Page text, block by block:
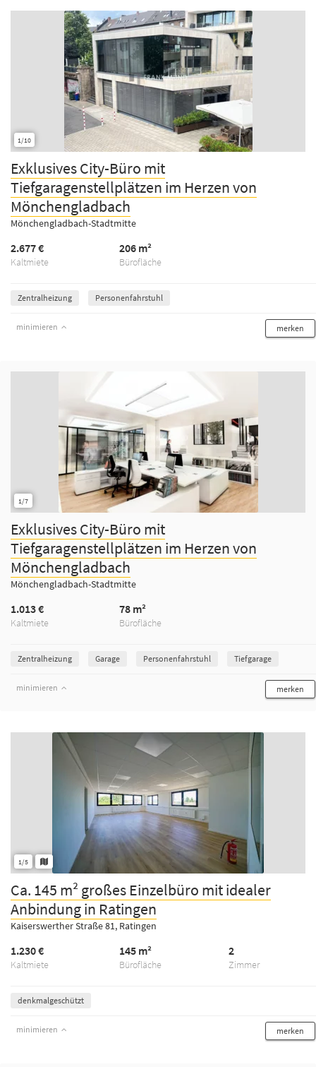
1/10
Exklusives City-Büro mit
Tiefgaragenstellplätzen im Herzen von
Mönchengladbach
Mönchengladbach-Stadtmitte
Kaltmiete
2.677 €
Bürofläche
206 m²
Zentralheizung Personenfahrstuhl
minimieren merken
1/7
Exklusives City-Büro mit
Tiefgaragenstellplätzen im Herzen von
Mönchengladbach
Mönchengladbach-Stadtmitte
Kaltmiete
1.013 €
Bürofläche
78 m²
Zentralheizung Garage Personenfahrstuhl Tiefgarage
minimieren merken
1/5
Ca. 145 m² großes Einzelbüro mit idealer
Anbindung in Ratingen
Kaiserswerther Straße 81, Ratingen
Kaltmiete
1.230 €
Bürofläche
145 m²
Zimmer
2
denkmalgeschützt
minimieren merken